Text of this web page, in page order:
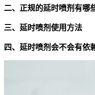
二、正规的延时喷剂有哪
三、延时喷剂使用方法
四、延时喷剂会不会有依